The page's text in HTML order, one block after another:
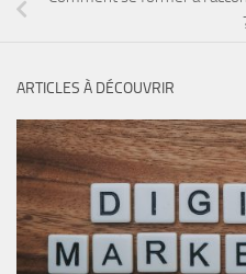
ARTICLES À DÉCOUVRIR